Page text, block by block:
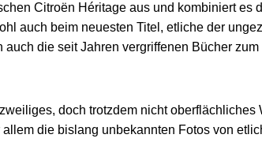
Citroën Héritage aus und kombiniert es
auch beim neuesten Titel, etliche der
auch die seit Jahren vergriffenen Bücher
doch trotzdem nicht oberflächliches
die bislang unbekannten Fotos von